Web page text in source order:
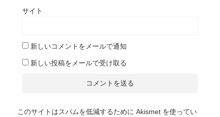
サイト
新しいコメントをメールで通知
新しい投稿をメールで受け取る
このサイトはスパムを低減するために Akismet を使ってい